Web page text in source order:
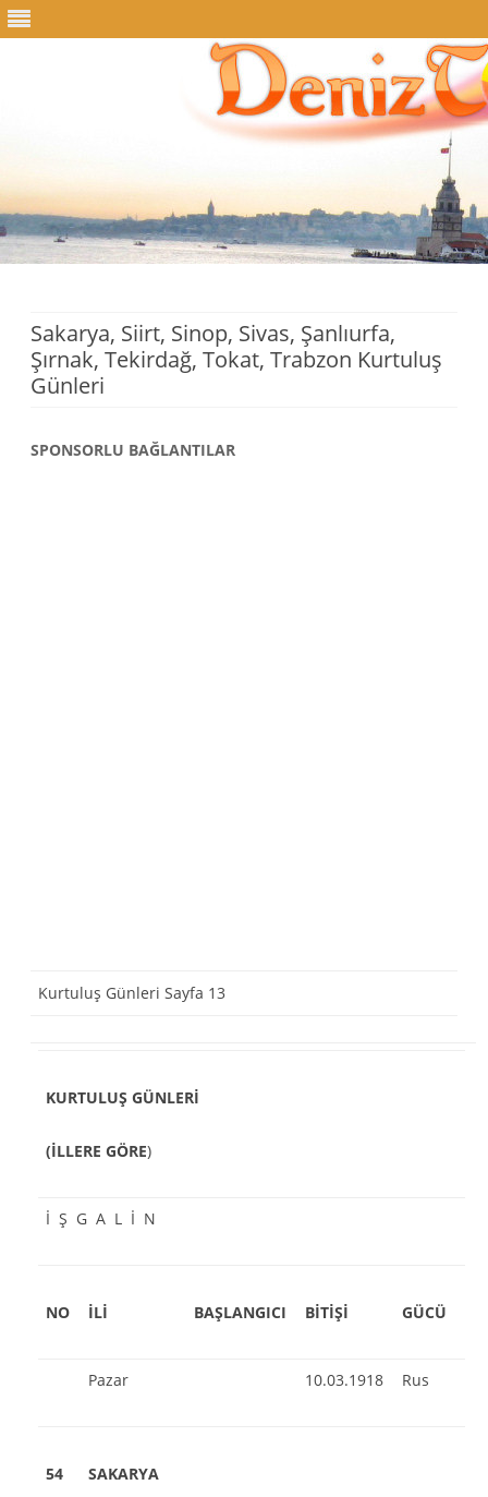
Sakarya, Siirt, Sinop, Sivas, Şanlıurfa,
Şırnak, Tekirdağ, Tokat, Trabzon Kurtuluş
Günleri
SPONSORLU BAĞLANTILAR
Kurtuluş Günleri Sayfa 13
KURTULUŞ GÜNLERİ
(İLLERE GÖRE)
İ Ş G A L İ N
NO İLİ BAŞLANGICI BİTİŞİ GÜCÜ
Pazar 10.03.1918 Rus
54 SAKARYA